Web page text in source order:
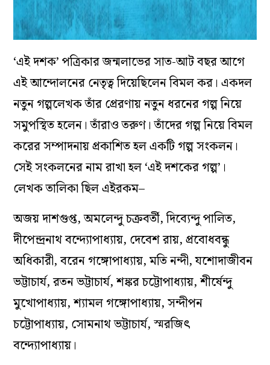
‘এই দশক’ পত্রিকার জন্মলাভের সাত-আট বছর আগে
এই আন্দোলনের নেতৃত্ব দিয়েছিলেন বিমল কর। একদল
নতুন গল্পলেখক তাঁর প্রেরণায় নতুন ধরনের গল্প নিয়ে
সমুপস্থিত হলেন। তাঁরাও তরুণ। তাঁদের গল্প নিয়ে বিমল
করের সম্পাদনায় প্রকাশিত হল একটি গল্প সংকলন।
সেই সংকলনের নাম রাখা হল ‘এই দশকের গল্প’।
লেখক তালিকা ছিল এইরকম–
অজয় দাশগুপ্ত, অমলেন্দু চক্রবর্তী, দিব্যেন্দু পালিত,
দীপেন্দ্রনাথ বন্দ্যোপাধ্যায়, দেবেশ রায়, প্রবোধবন্ধু
অধিকারী, বরেন গঙ্গোপাধ্যায়, মতি নন্দী, যশোদাজীবন
ভট্টাচার্য, রতন ভট্টাচার্য, শঙ্কর চট্টোপাধ্যায়, শীর্ষেন্দু
মুখোপাধ্যায়, শ্যামল গঙ্গোপাধ্যায়, সন্দীপন
চট্টোপাধ্যায়, সোমনাথ ভট্টাচার্য, স্মরজিৎ
বন্দ্যোপাধ্যায়।